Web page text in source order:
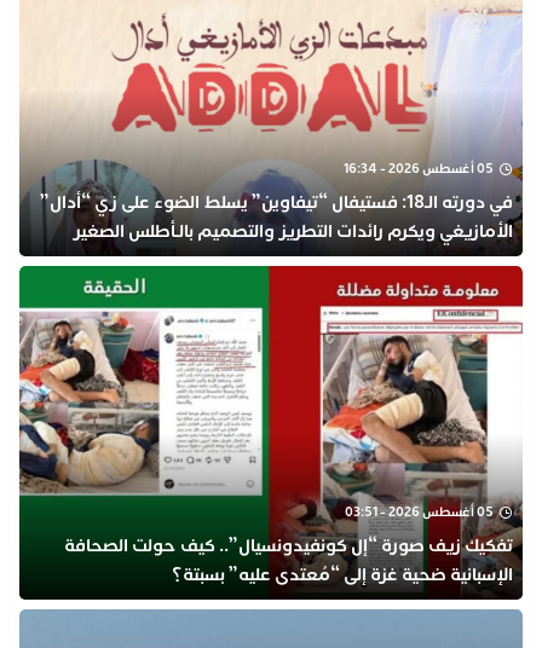
05 أغسطس 2026 - 16:34
في دورته الـ18: فستيفال “تيفاوين” يسلط الضوء على زي “أدال”
الأمازيغي ويكرم رائدات التطريز والتصميم بالـأطلس الصغير
05 أغسطس 2026 - 03:51
تفكيك زيف صورة “إل كونفيدونسيال”.. كيف حولت الصحافة
الإسبانية ضحية غزة إلى “مُعتدى عليه” بسبتة؟